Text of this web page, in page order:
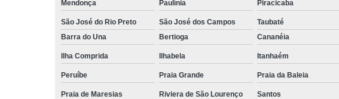
Mendonça Paulínia Piracicaba
São José do Rio Preto São José dos Campos Taubaté
Barra do Una
Bertioga Cananéia
Ilha Comprida Ilhabela Itanhaém
Peruíbe Praia Grande Praia da Baleia
Praia de Maresias Riviera de São Lourenço Santos